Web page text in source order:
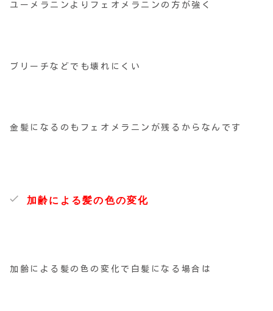
ユーメラニンよりフェオメラニンの方が強く
ブリーチなどでも壊れにくい
金髪になるのもフェオメラニンが残るからなんです
加齢による髪の色の変化
加齢による髪の色の変化で白髪になる場合は